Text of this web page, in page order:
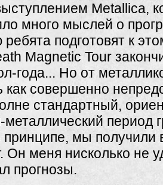
Metallica,
много мыслей о
ребята подготовят к
Magnetic Tour
года... Но от
как совершенно
стандартный,
период
принципе, мы получили
Он меня нисколько не
прогнозы.